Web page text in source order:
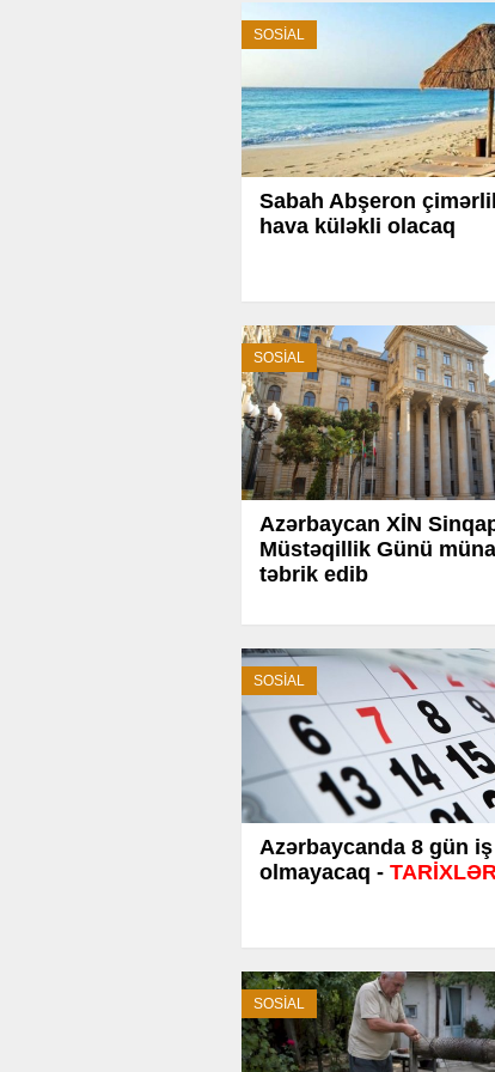
SOSİAL
Sabah Abşeron
hava küləkli olacaq
SOSİAL
Azərbaycan XİN
Müstəqillik Günü
təbrik edib
SOSİAL
Azərbaycanda 8 gün iş
olmayacaq - TARİXLƏR
SOSİAL